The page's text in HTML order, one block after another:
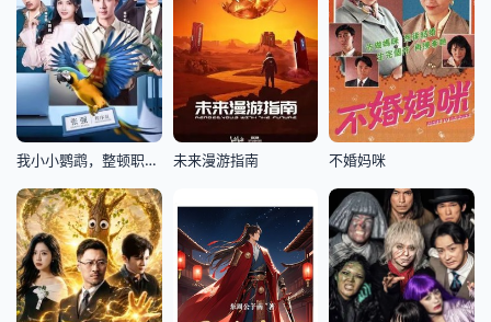
我小小鹦鹉，整顿职场一把好手 未来漫游指南 不婚妈咪